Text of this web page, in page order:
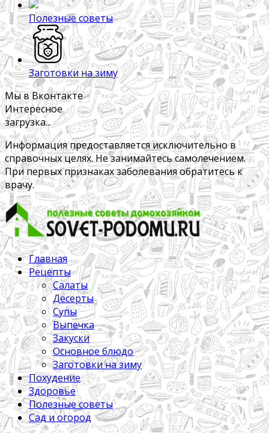
Полезные советы
Заготовки на зиму
Мы в Вконтакте
Интересное
загрузка...
Информация предоставляется исключительно в
справочных целях. Не занимайтесь самолечением.
При первых признаках заболевания обратитесь к
врачу.
Главная
Рецепты
Салаты
Десерты
Супы
Выпечка
Закуски
Основное блюдо
Заготовки на зиму
Похудение
Здоровье
Полезные советы
Сад и огород